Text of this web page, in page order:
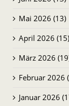
Mai 2026 (13)
April 2026 (15)
März 2026
Februar 2026
Januar 2026